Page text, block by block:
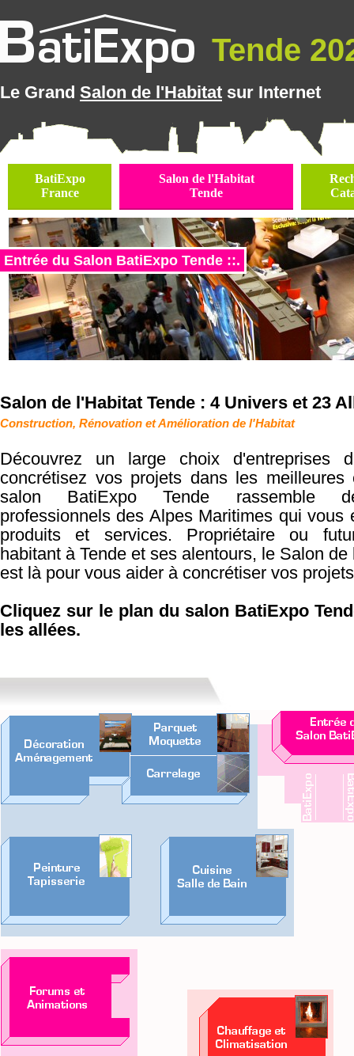
Tende
Le Grand Salon de l'Habitat sur Internet
BatiExpo
France
Salon de l'Habitat
Tende
Entrée du Salon BatiExpo Tende ::.
Salon de l'Habitat Tende : 4 Univers et 23
Construction, Rénovation et Amélioration de l'Habitat
Découvrez un large choix d'entreprises
concrétisez vos projets dans les meilleures
salon BatiExpo Tende rassemble
professionnels des Alpes Maritimes qui vous
produits et services. Propriétaire ou
habitant à Tende et ses alentours, le Salon de
est là pour vous aider à concrétiser vos
Cliquez sur le plan du salon BatiExpo
les allées.